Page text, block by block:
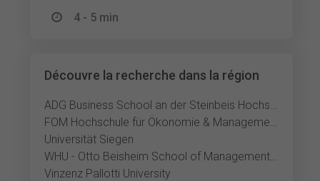
4 - 5 min
Découvre la recherche dans la région
ADG Business School an der Steinbeis Hochschule
FOM Hochschule für Ökonomie & Management Siegen
Universität Siegen
WHU - Otto Beisheim School of Management Vallendar
Vinzenz Pallotti University